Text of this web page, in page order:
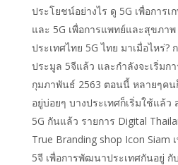
ประโยชน์อย่างไร ดู 5G เพื่อการเ
และ 5G เพื่อการแพทย์และสุขภา
ประเทศไทย 5G ไทย มาเมื่อไหร่?
ประมูล 5จีแล้ว และกำลังจะเริ่มก
กุมภาพันธ์ 2563 ตอนนี้ หลายๆคน
อยู่บ่อยๆ บางประเทศก็เริ่มใช้แล้
5G กันแล้ว รายการ Digital
True Branding shop Icon Siam
5จี เพื่อการพัฒนาประเทศกันอยู่ กั